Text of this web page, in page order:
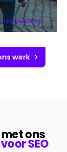
Linkbuilding
werk
ons
SEO